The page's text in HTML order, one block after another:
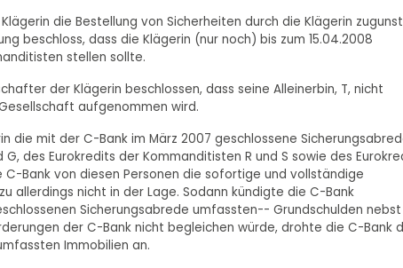
die Bestellung von Sicherheiten durch die Klägerin
beschloss, dass die Klägerin (nur noch) bis zum 15.04.2008
stellen sollte.
der Klägerin beschlossen, dass seine Alleinerbin, T, nicht
aufgenommen wird.
die mit der C-Bank im März 2007 geschlossene
des Eurokredits der Kommanditisten R und S sowie des
Bank von diesen Personen die sofortige und vollständige
allerdings nicht in der Lage. Sodann kündigte die C-Bank
Sicherungsabrede umfassten-- Grundschulden nebst
der C-Bank nicht begleichen würde, drohte die C-Bank
Immobilien an.